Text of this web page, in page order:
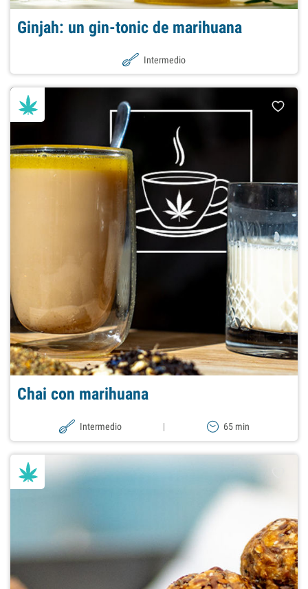
Ginjah: un gin-tonic de marihuana
Intermedio
Chai con marihuana
Intermedio | 65 min